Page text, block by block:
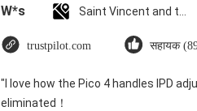
W*s
trustpilot.com सहायक
"I love how the Pico 4 handles IPD
eliminated！